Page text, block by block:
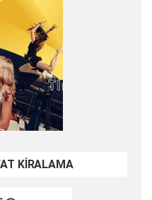
KİRALAMA